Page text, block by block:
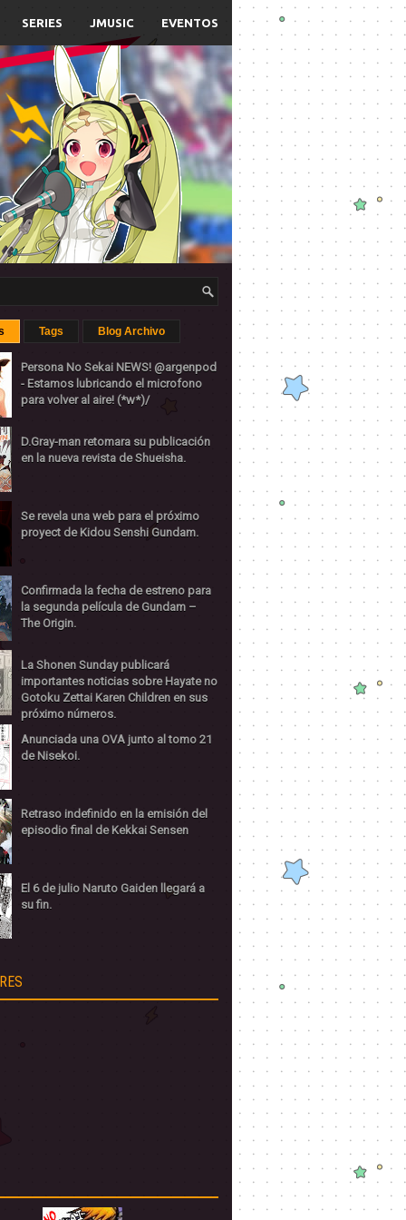
SERIES JMUSIC EVENTOS
Tags Blog Archivo
Persona No Sekai NEWS! @argenpod
- Estamos lubricando el microfono
para volver al aire! (*w*)/
D.Gray-man retomara su publicación
en la nueva revista de Shueisha.
Se revela una web para el próximo
proyect de Kidou Senshi Gundam.
Confirmada la fecha de estreno para
la segunda película de Gundam –
The Origin.
La Shonen Sunday publicará
importantes noticias sobre Hayate no
Gotoku Zettai Karen Children en sus
próximo números.
Anunciada una OVA junto al tomo 21
de Nisekoi.
Retraso indefinido en la emisión del
episodio final de Kekkai Sensen
El 6 de julio Naruto Gaiden llegará a
su fin.